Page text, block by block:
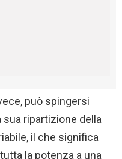
può spingersi
ripartizione della
il che significa
la potenza a una